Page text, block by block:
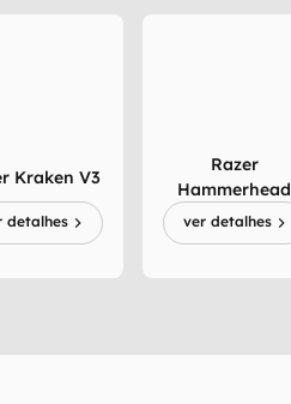
Kraken V3
detalhes
Razer
Hammerhead
ver detalhes